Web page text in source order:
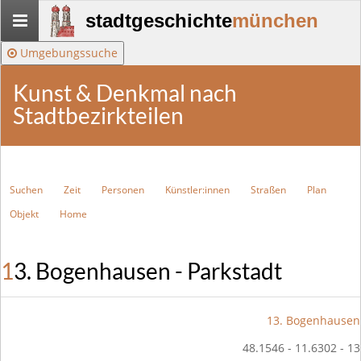
Stadtgeschichte-
München
stadtgeschichtemünchen
Umgebungssuche
Kunst & Denkmal nach
Stadtbezirkteilen
Suchen Zeit Personen Künstler:innen Straßen
Plan
Objekt
Home
13. Bogenhausen - Parkstadt
13. Bogenhausen
48.1546 - 11.6302 - 13